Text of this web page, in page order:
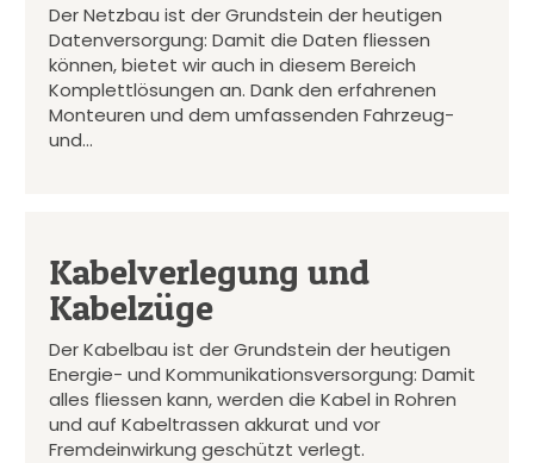
Der Netzbau ist der Grundstein der heutigen
Datenversorgung: Damit die Daten fliessen
können, bietet wir auch in diesem Bereich
Komplettlösungen an. Dank den erfahrenen
Monteuren und dem umfassenden Fahrzeug-
und…
Kabelverlegung und
Kabelzüge
Der Kabelbau ist der Grundstein der heutigen
Energie- und Kommunikationsversorgung: Damit
alles fliessen kann, werden die Kabel in Rohren
und auf Kabeltrassen akkurat und vor
Fremdeinwirkung geschützt verlegt.